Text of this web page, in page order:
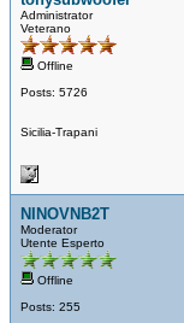
Administrator
Veterano
Offline
Posts: 5726
Sicilia-Trapani
NINOVNB2T
Moderator
Utente Esperto
Offline
Posts: 255